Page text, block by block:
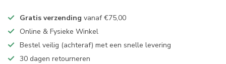
Gratis verzending vanaf€75,00
Online & Fysieke Winkel
Bestel veilig (achteraf) met een snelle levering
30 dagen retourneren